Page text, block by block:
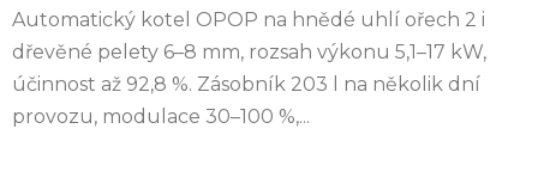
Automatický kotel OPOP na hnědé uhlí ořech 2 i
dřevěné pelety 6–8 mm, rozsah výkonu 5,1–17 kW,
účinnost až 92,8 %. Zásobník 203 l na několik dní
provozu, modulace 30–100 %,...